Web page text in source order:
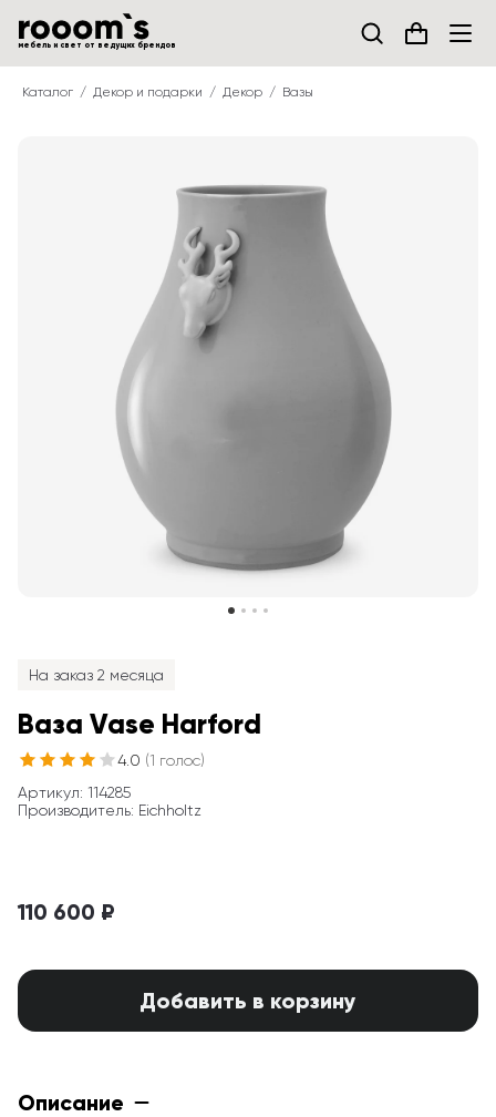
мебель и свет от ведущих брендов
Каталог Декор и подарки Декор Вазы
На заказ 2 месяца
Ваза Vase Harford
4.0 (1 голос)
Артикул: 114285
Производитель: Eichholtz
110 600 ₽
Добавить в корзину
Описание